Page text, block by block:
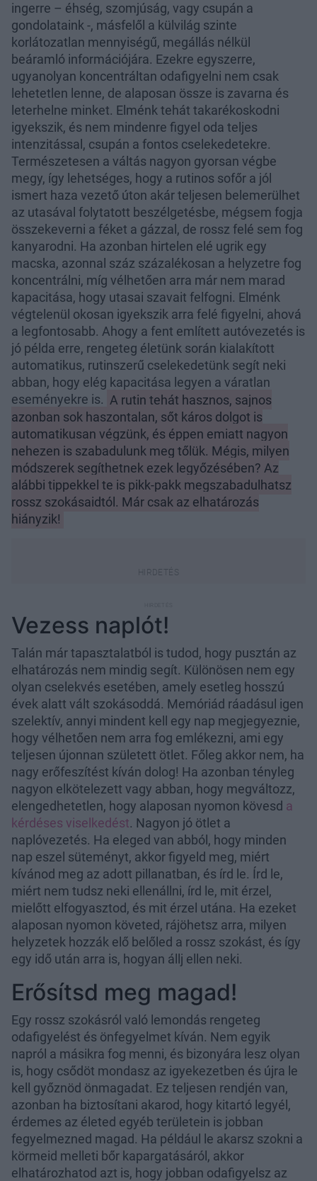
ingerre – éhség, szomjúság, vagy csupán a
gondolataink -, másfelől a külvilág szinte
korlátozatlan mennyiségű, megállás nélkül
beáramló információjára. Ezekre egyszerre,
ugyanolyan koncentráltan odafigyelni nem csak
lehetetlen lenne, de alaposan össze is zavarna és
leterhelne minket. Elménk tehát takarékoskodni
igyekszik, és nem mindenre figyel oda teljes
intenzitással, csupán a fontos cselekedetekre.
Természetesen a váltás nagyon gyorsan végbe
megy, így lehetséges, hogy a rutinos sofőr a jól
ismert haza vezető úton akár teljesen belemerülhet
az utasával folytatott beszélgetésbe, mégsem fogja
összekeverni a féket a gázzal, de rossz felé sem fog
kanyarodni. Ha azonban hirtelen elé ugrik egy
macska, azonnal száz százalékosan a helyzetre fog
koncentrálni, míg vélhetően arra már nem marad
kapacitása, hogy utasai szavait felfogni. Elménk
végtelenül okosan igyekszik arra felé figyelni, ahová
a legfontosabb. Ahogy a fent említett autóvezetés is
jó példa erre, rengeteg életünk során kialakított
automatikus, rutinszerű cselekedetünk segít neki
abban, hogy elég kapacitása legyen a váratlan
eseményekre is. A rutin tehát hasznos, sajnos
azonban sok haszontalan, sőt káros dolgot is
automatikusan végzünk, és éppen emiatt nagyon
nehezen is szabadulunk meg tőlük. Mégis, milyen
módszerek segíthetnek ezek legyőzésében? Az
alábbi tippekkel te is pikk-pakk megszabadulhatsz
rossz szokásaidtól. Már csak az elhatározás
hiányzik!
Vezess naplót!
Talán már tapasztalatból is tudod, hogy pusztán az
elhatározás nem mindig segít. Különösen nem egy
olyan cselekvés esetében, amely esetleg hosszú
évek alatt vált szokásoddá. Memóriád ráadásul igen
szelektív, annyi mindent kell egy nap megjegyeznie,
hogy vélhetően nem arra fog emlékezni, ami egy
teljesen újonnan született ötlet. Főleg akkor nem, ha
nagy erőfeszítést kíván dolog! Ha azonban tényleg
nagyon elkötelezett vagy abban, hogy megváltozz,
elengedhetetlen, hogy alaposan nyomon kövesd a
kérdéses viselkedést. Nagyon jó ötlet a
naplóvezetés. Ha eleged van abból, hogy minden
nap eszel süteményt, akkor figyeld meg, miért
kívánod meg az adott pillanatban, és írd le. Írd le,
miért nem tudsz neki ellenállni, írd le, mit érzel,
mielőtt elfogyasztod, és mit érzel utána. Ha ezeket
alaposan nyomon követed, rájöhetsz arra, milyen
helyzetek hozzák elő belőled a rossz szokást, és így
egy idő után arra is, hogyan állj ellen neki.
Erősítsd meg magad!
Egy rossz szokásról való lemondás rengeteg
odafigyelést és önfegyelmet kíván. Nem egyik
napról a másikra fog menni, és bizonyára lesz olyan
is, hogy csődöt mondasz az igyekezetben és újra le
kell győznöd önmagadat. Ez teljesen rendjén van,
azonban ha biztosítani akarod, hogy kitartó legyél,
érdemes az életed egyéb területein is jobban
fegyelmezned magad. Ha például le akarsz szokni a
körmeid melleti bőr kapargatásáról, akkor
elhatározhatod azt is, hogy jobban odafigyelsz az